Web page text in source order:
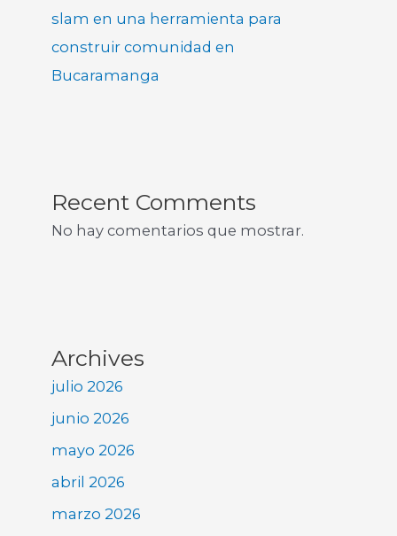
slam en una herramienta para
construir comunidad en
Bucaramanga
Recent Comments
No hay comentarios que mostrar.
Archives
julio 2026
junio 2026
mayo 2026
abril 2026
marzo 2026